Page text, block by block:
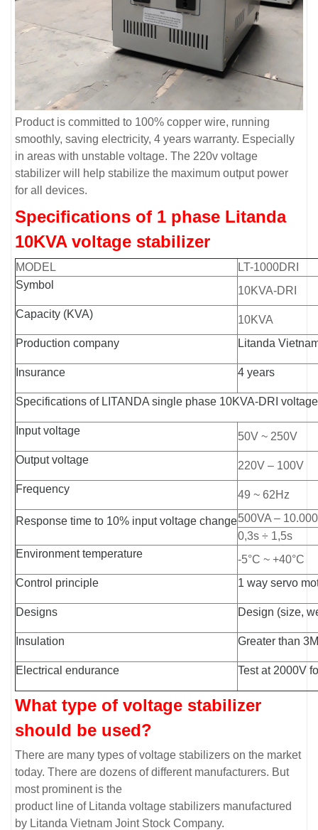
Product is committed to 100% copper wire, running
smoothly, saving electricity, 4 years warranty. Especially
in areas with unstable voltage. The 220v voltage
stabilizer will help stabilize the maximum output power
for all devices.
Specifications of 1 phase Litanda
10KVA voltage stabilizer
MODEL
LT-1000DRI
Symbol
10KVA-DRI
Capacity (KVA)
10KVA
Production company
Litanda
Insurance 4 years
Specifications of LITANDA single phase 10KVA-DRI
Input voltage
50V ~ 250V
Output voltage
220V – 100V
Frequency
49 ~ 62Hz
Response time to 10% input voltage change500VA –
0,3s ÷ 1,5s
Environment temperature
-5°C ~ +40°C
Control principle
1 way servo
Designs Design (size,
Insulation Greater than
Electrical endurance Test at 2000V
What type of voltage stabilizer
should be used?
There are many types of voltage stabilizers on the market
today. There are dozens of different manufacturers. But
most prominent is the
product line of Litanda voltage stabilizers manufactured
by Litanda Vietnam Joint Stock Company.